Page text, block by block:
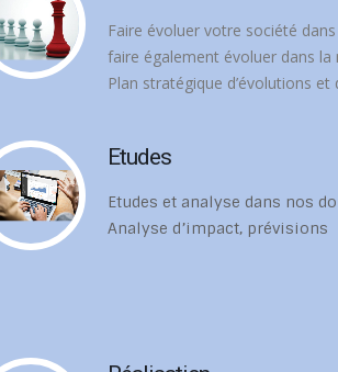
Faire évoluer votre société
faire également évoluer dans la
Plan stratégique d’évolutions
Etudes
Etudes et analyse dans nos
Analyse d’impact, prévisions